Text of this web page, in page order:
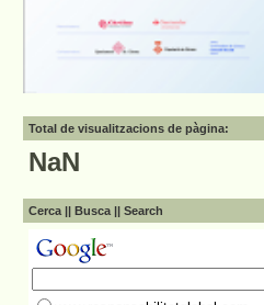
Total de visualitzacions de pàgina:
NaN
Cerca || Busca || Search